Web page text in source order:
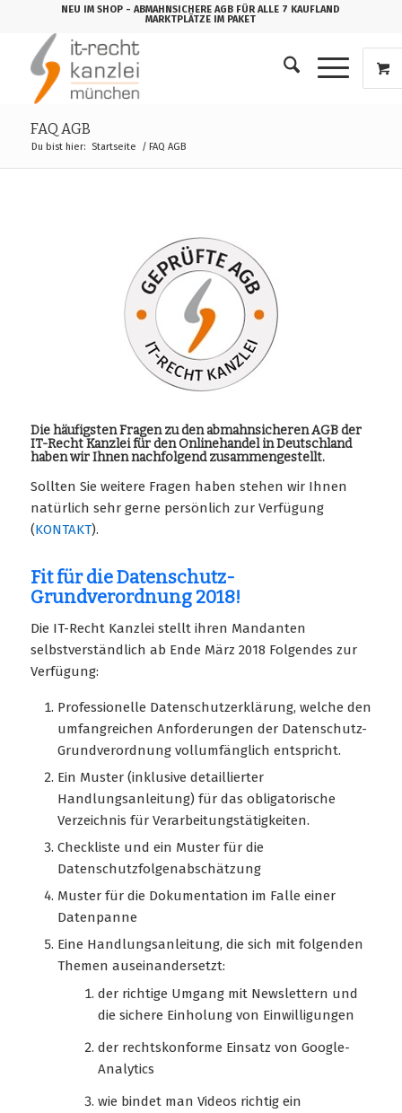
NEU IM SHOP - ABMAHNSICHERE AGB FÜR ALLE 7 KAUFLAND
MARKTPLÄTZE IM PAKET
FAQ AGB
Du bist hier: Startseite / FAQ AGB
Die häufigsten Fragen zu den abmahnsicheren AGB der
IT-Recht Kanzlei für den Onlinehandel in Deutschland
haben wir Ihnen nachfolgend zusammengestellt.
Sollten Sie weitere Fragen haben stehen wir Ihnen
natürlich sehr gerne persönlich zur Verfügung
(KONTAKT).
Fit für die Datenschutz-
Grundverordnung 2018!
Die IT-Recht Kanzlei stellt ihren Mandanten
selbstverständlich ab Ende März 2018 Folgendes zur
Verfügung:
Professionelle Datenschutzerklärung, welche den
umfangreichen Anforderungen der Datenschutz-
Grundverordnung vollumfänglich entspricht.
Ein Muster (inklusive detaillierter
Handlungsanleitung) für das obligatorische
Verzeichnis für Verarbeitungstätigkeiten.
Checkliste und ein Muster für die
Datenschutzfolgenabschätzung
Muster für die Dokumentation im Falle einer
Datenpanne
Eine Handlungsanleitung, die sich mit folgenden
Themen auseinandersetzt:
der richtige Umgang mit Newslettern und
die sichere Einholung von Einwilligungen
der rechtskonforme Einsatz von Google-
Analytics
wie bindet man Videos richtig ein